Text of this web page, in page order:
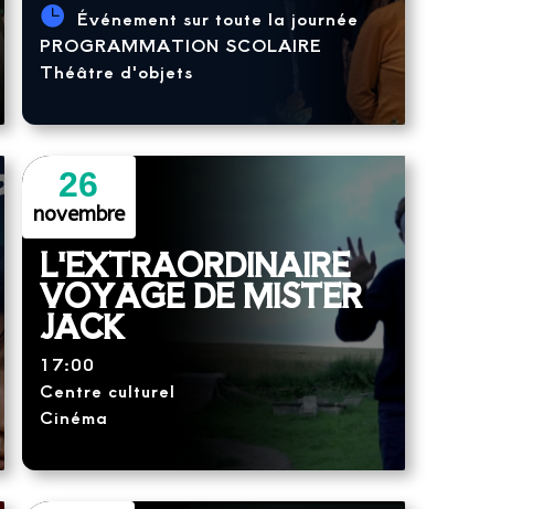
Événement sur toute la journée
PROGRAMMATION SCOLAIRE
Théâtre d'objets
26
novembre
L'EXTRAORDINAIRE
VOYAGE DE MISTER
JACK
17:00
Centre culturel
Cinéma